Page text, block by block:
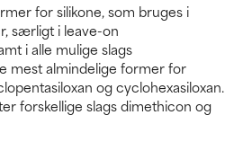
for silikone, som bruges i
særligt i leave-on
i alle mulige slags
mest almindelige former for
og cyclohexasiloxan.
forskellige slags dimethicon og